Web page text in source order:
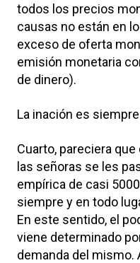
todos los precios
causas no están en
exceso de oferta
emisión monetaria
de dinero).
La inación es
Cuarto, pareciera
las señoras se les
empírica de casi
siempre y en todo
En este sentido, el
viene determinado
demanda del mismo.